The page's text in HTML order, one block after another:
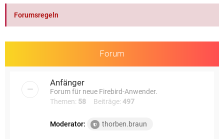
Forumsregeln
Forum
Anfänger
Forum für neue Firebird-Anwender.
Themen: 58 Beiträge: 497
Moderator: thorben.braun